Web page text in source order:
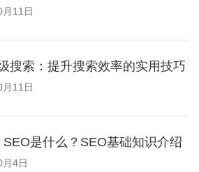
11日
搜索：提升搜索效率的实用技巧
11日
SEO是什么？SEO基础知识介绍
4日